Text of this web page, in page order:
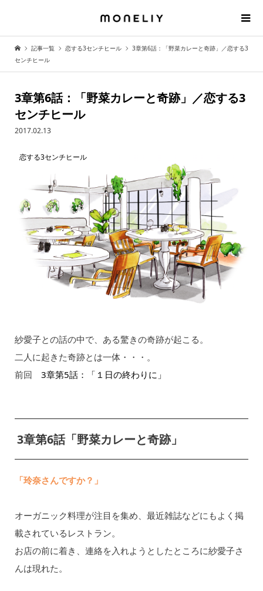
記事一覧 恋する3センチヒール
3章第6話：「野菜カレーと奇跡」／恋する3
センチヒール
3章第6話：「野菜カレーと奇跡」／恋する3
センチヒール
2017.02.13
恋する3センチヒール
紗愛子との話の中で、ある驚きの奇跡が起こる。
二人に起きた奇跡とは一体・・・。
前回 3章第5話：「１日の終わりに」
3章第6話「野菜カレーと奇跡」
「玲奈さんですか？」
オーガニック料理が注目を集め、最近雑誌などにもよく掲
載されているレストラン。
お店の前に着き、連絡を入れようとしたところに紗愛子さ
んは現れた。